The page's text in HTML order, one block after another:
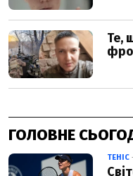
ГОЛОВНЕ
ТЕНІС